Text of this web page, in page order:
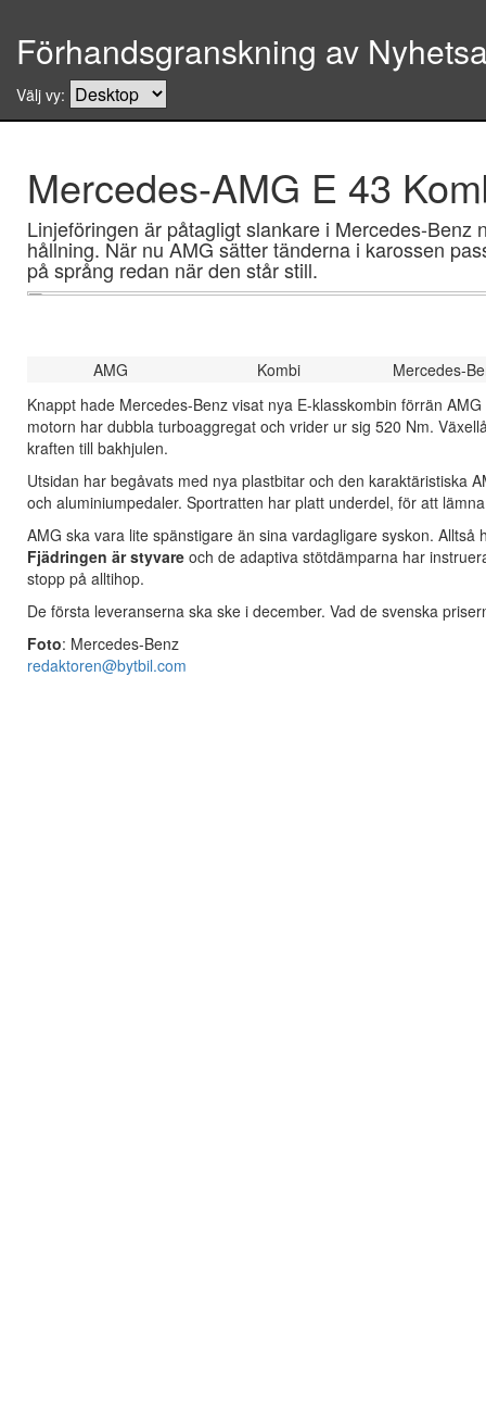
Förhandsgranskning av
Välj vy:
Mercedes-AMG E 43
Linjeföringen är påtagligt slankare i Mercedes-
hållning. När nu AMG sätter tänderna i karossen
på språng redan när den står still.
AMG Kombi
Mercedes-
Knappt hade Mercedes-Benz visat nya E-klasskombin förrän
motorn har dubbla turboaggregat och vrider ur sig 520 Nm.
kraften till bakhjulen.
Utsidan har begåvats med nya plastbitar och den karaktäristiska
och aluminiumpedaler. Sportratten har platt underdel, för att
AMG ska vara lite spänstigare än sina vardagligare syskon.
Fjädringen är styvare och de adaptiva stötdämparna har
stopp på alltihop.
De första leveranserna ska ske i december. Vad de svenska
Foto: Mercedes-Benz
redaktoren@bytbil.com